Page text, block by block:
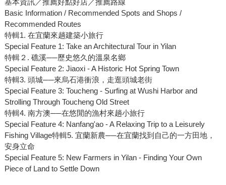
基本資訊／推薦好點好店／推薦路線
Basic Information / Recommended Spots and Shops /
Recommended Routes
特輯1. 在宜蘭來趟建築小旅行
Special Feature 1: Take an Architectural Tour in Yilan
特輯２. 礁溪──歷史悠久的溫泉名鄉
Special Feature 2: Jiaoxi - A Historic Hot Spring Town
特輯3. 頭城──來烏石港衝浪，走逛頭城老街
Special Feature 3: Toucheng - Surfing at Wushi Harbor and
Strolling Through Toucheng Old Street
特輯4. 南方澳──在悠閒的漁村來趟小旅行
Special Feature 4: Nanfang'ao - A Relaxing Trip to a Leisurely
Fishing Village特輯5. 宜蘭新農──在宜蘭找到自己的一方田地，
安身立命
Special Feature 5: New Farmers in Yilan - Finding Your Own
Piece of Land to Settle Down